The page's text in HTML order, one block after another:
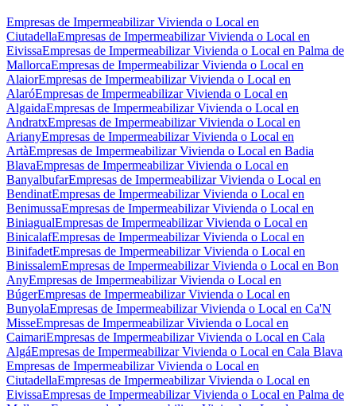
Empresas de Impermeabilizar Vivienda o Local en
CiutadellaEmpresas de Impermeabilizar Vivienda o Local en
EivissaEmpresas de Impermeabilizar Vivienda o Local en Palma de
MallorcaEmpresas de Impermeabilizar Vivienda o Local en
AlaiorEmpresas de Impermeabilizar Vivienda o Local en
AlaróEmpresas de Impermeabilizar Vivienda o Local en
AlgaidaEmpresas de Impermeabilizar Vivienda o Local en
AndratxEmpresas de Impermeabilizar Vivienda o Local en
ArianyEmpresas de Impermeabilizar Vivienda o Local en
ArtàEmpresas de Impermeabilizar Vivienda o Local en Badia
BlavaEmpresas de Impermeabilizar Vivienda o Local en
BanyalbufarEmpresas de Impermeabilizar Vivienda o Local en
BendinatEmpresas de Impermeabilizar Vivienda o Local en
BenimussaEmpresas de Impermeabilizar Vivienda o Local en
BiniagualEmpresas de Impermeabilizar Vivienda o Local en
BinicalafEmpresas de Impermeabilizar Vivienda o Local en
BinifadetEmpresas de Impermeabilizar Vivienda o Local en
BinissalemEmpresas de Impermeabilizar Vivienda o Local en Bon
AnyEmpresas de Impermeabilizar Vivienda o Local en
BúgerEmpresas de Impermeabilizar Vivienda o Local en
BunyolaEmpresas de Impermeabilizar Vivienda o Local en Ca'N
MisseEmpresas de Impermeabilizar Vivienda o Local en
CaimariEmpresas de Impermeabilizar Vivienda o Local en Cala
AlgáEmpresas de Impermeabilizar Vivienda o Local en Cala Blava
Empresas de Impermeabilizar Vivienda o Local en
CiutadellaEmpresas de Impermeabilizar Vivienda o Local en
EivissaEmpresas de Impermeabilizar Vivienda o Local en Palma de